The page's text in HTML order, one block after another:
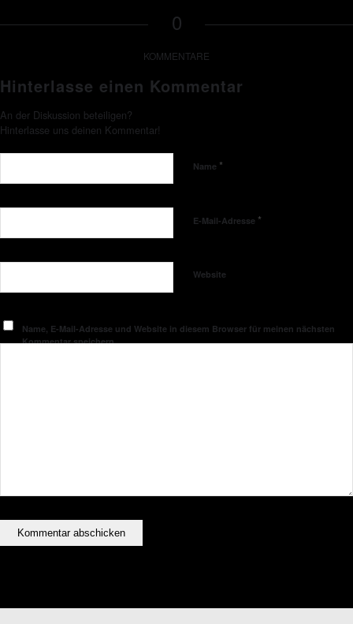
0
KOMMENTARE
Hinterlasse einen Kommentar
An der Diskussion beteiligen?
Hinterlasse uns deinen Kommentar!
Name *
E-Mail-Adresse *
Website
Name, E-Mail-Adresse und Website in diesem Browser für meinen nächsten
Kommentar speichern.